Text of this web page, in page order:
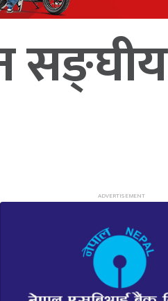
सङ्घीय